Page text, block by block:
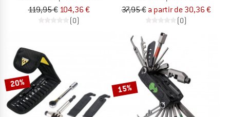
119,95 € 104,36 €
(0)
37,95 € a partir de 30,36 €
(0)
20% 15%